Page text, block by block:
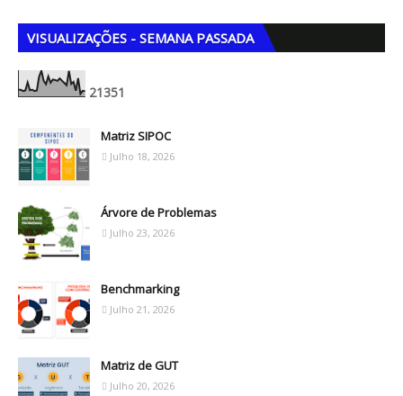
VISUALIZAÇÕES - SEMANA PASSADA
21351
Matriz SIPOC
Julho 18, 2026
Árvore de Problemas
Julho 23, 2026
Benchmarking
Julho 21, 2026
Matriz de GUT
Julho 20, 2026